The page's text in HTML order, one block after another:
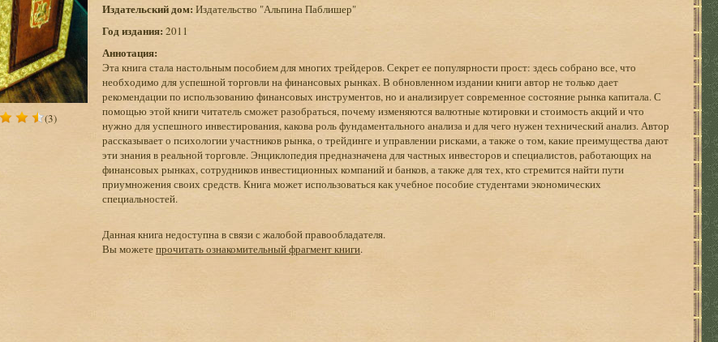
(3)
Издательский дом: Издательство "Альпина Паблишер"
Год издания: 2011
Аннотация:
Эта книга стала настольным пособием для многих трейдеров. Секрет ее популярности прост: здесь собрано все, что
необходимо для успешной торговли на финансовых рынках. В обновленном издании книги автор не только дает
рекомендации по использованию финансовых инструментов, но и анализирует современное состояние рынка капитала. С
помощью этой книги читатель сможет разобраться, почему изменяются валютные котировки и стоимость акций и что
нужно для успешного инвестирования, какова роль фундаментального анализа и для чего нужен технический анализ. Автор
рассказывает о психологии участников рынка, о трейдинге и управлении рисками, а также о том, какие преимущества дают
эти знания в реальной торговле. Энциклопедия предназначена для частных инвесторов и специалистов, работающих на
финансовых рынках, сотрудников инвестиционных компаний и банков, а также для тех, кто стремится найти пути
приумножения своих средств. Книга может использоваться как учебное пособие студентами экономических
специальностей.
Данная книга недоступна в связи с жалобой правообладателя.
Вы можетепрочитать ознакомительный фрагмент книги.